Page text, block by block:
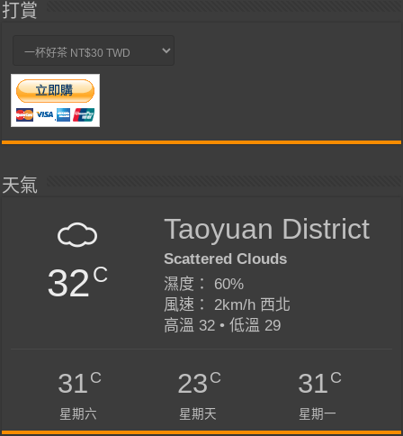
打賞
天氣
32C
Taoyuan District
Scattered Clouds
濕度： 60%
風速： 2km/h 西北
高溫 32 • 低溫 29
31C
星期六
23C
星期天
31C
星期一